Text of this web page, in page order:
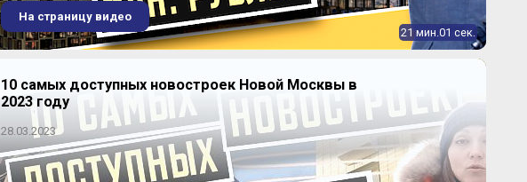
21 мин.01 сек.
На страницу видео
10 самых доступных новостроек Новой Москвы в
2023 году
28.03.2023